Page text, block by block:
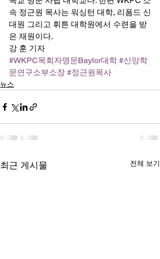
속 정근원 목사는 워싱턴 대학, 리폼드 신
대원 그리고 휘튼 대학원에서 수련을 받
은 재원이다.
강 훈 기자
#WKPC목회자명문Baylor대학 #신앙학
문연구소부소장 #정근원목사
뉴스
최근 게시물 전체 보기